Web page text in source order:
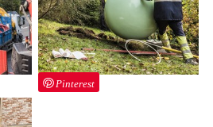
Pinterest